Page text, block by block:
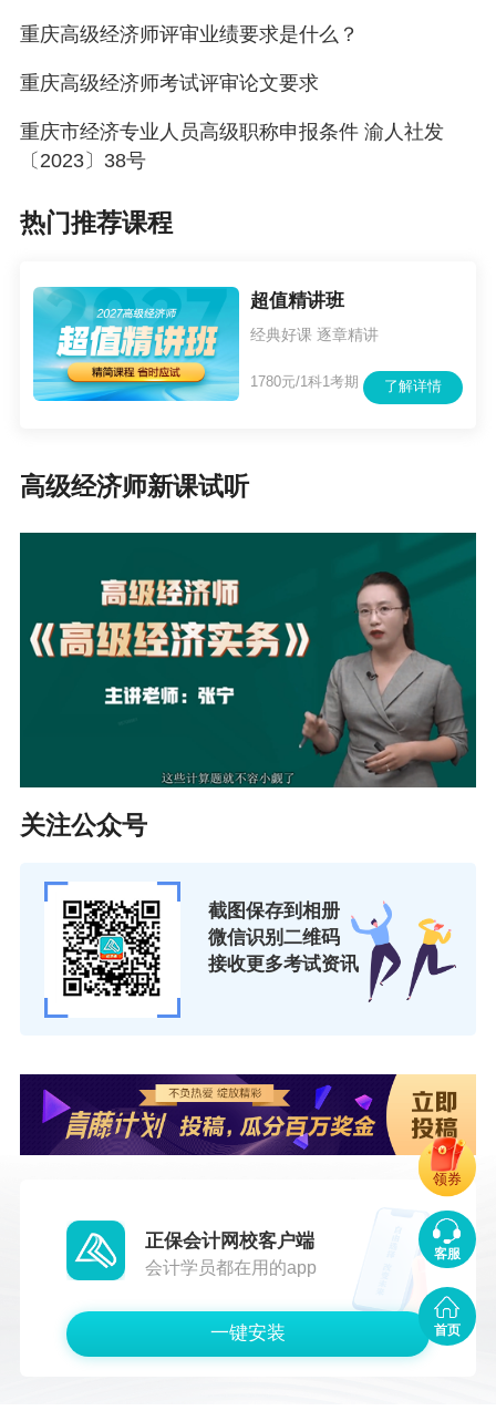
总
重庆高级经济师评审业绩要求是什么？
重庆高级经济师考试评审论文要求
重庆市经济专业人员高级职称申报条件 渝人社发
〔2023〕38号
热门推荐课程
超值精讲班
经典好课 逐章精讲
了解详情
1780元/1科1考期
高级经济师新课试听
关注公众号
截图保存到相册
微信识别二维码
接收更多考试资讯
正保会计网校客户端
会计学员都在用的app
一键安装
客服
首页
领券